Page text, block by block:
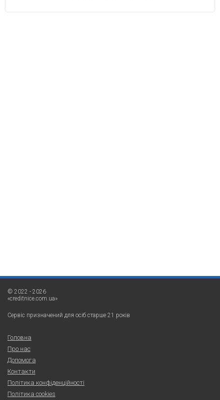
© 2022 - 2026
«creditnice.com.ua»
Сервіс призначений для осіб старше 21 років
Головна
Про нас
Допомога
Контакти
Політика конфіденційності
Політика cookies